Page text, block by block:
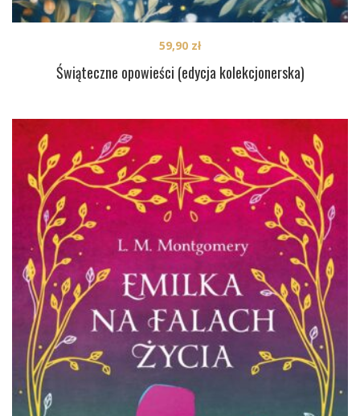
Świąteczne opowieści (edycja kolekcjonerska)
59,90 zł